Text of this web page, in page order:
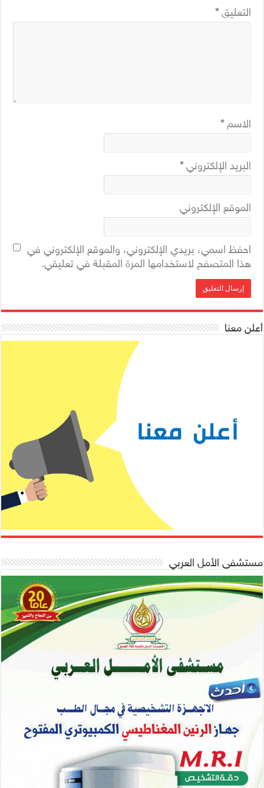
التعليق*
الاسم*
البريد الإلكتروني*
الموقع الإلكتروني
احفظ اسمي، بريدي الإلكتروني، والموقع الإلكتروني في
هذا المتصفح لاستخدامها المرة المقبلة في تعليقي.
أعلن معنا
مستشفى الأمل العربي